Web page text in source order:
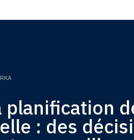
planification
: des